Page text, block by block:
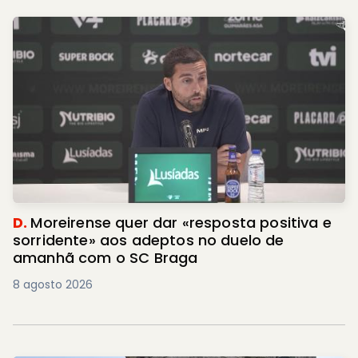
D. Moreirense quer dar «resposta positiva e
sorridente» aos adeptos no duelo de
amanhã com o SC Braga
8 agosto 2026